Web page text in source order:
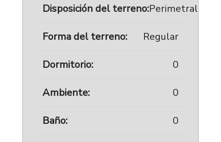
Disposición del terreno:Perimetral
Forma del terreno: Regular
Dormitorio: 0
Ambiente: 0
Baño: 0